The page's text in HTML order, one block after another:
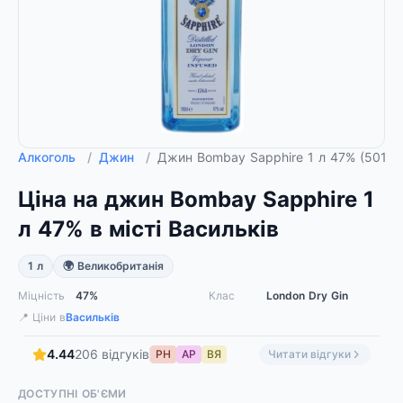
Алкоголь / Джин / Джин Bombay Sapphire 1 л 47%
Ціна на джин Bombay Sapphire 1
л 47% в місті Васильків
1 л 🌍 Великобританія
Міцність 47% Клас
London Dry Gin
📍 Ціни вВасильків
4.44206 відгуків РН АР ВЯ Читати відгуки
ДОСТУПНІ ОБ'ЄМИ